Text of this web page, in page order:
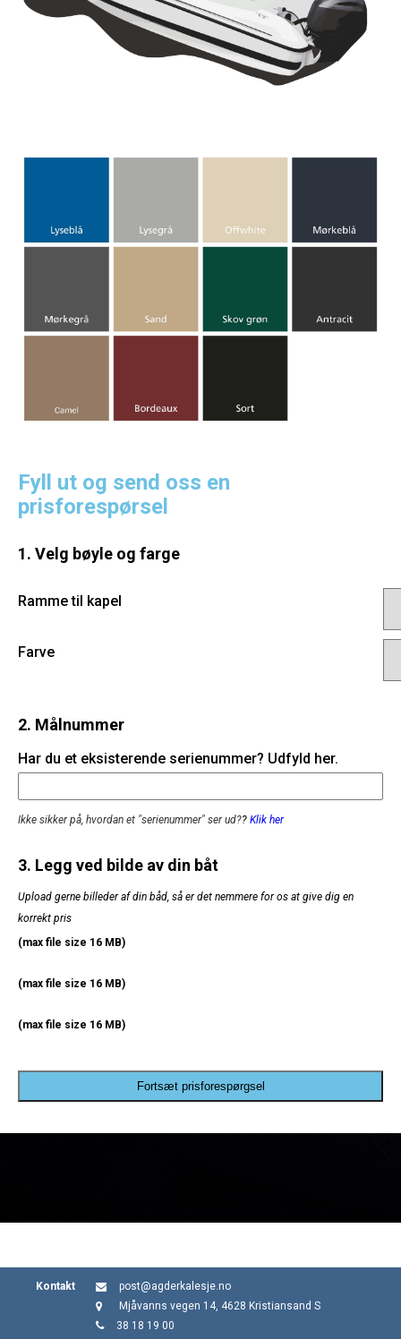
Fyll ut og send oss en
prisforespørsel
1. Velg bøyle og farge
Ramme til kapel
Farve
2. Målnummer
Har du et eksisterende serienummer? Udfyld her.
Ikke sikker på, hvordan et "serienummer" ser ud?? Klik her
3. Legg ved bilde av din båt
Upload gerne billeder af din båd, så er det nemmere for os at give dig en
korrekt pris
(max file size 16 MB)
(max file size 16 MB)
(max file size 16 MB)
Fortsæt prisforespørgsel
Kontakt
post@agderkalesje.no
Mjåvanns vegen 14, 4628 Kristiansand S
38 18 19 00